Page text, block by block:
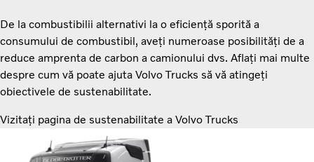
De la combustibilii alternativi la o eficiență sporită a
consumului de combustibil, aveți numeroase posibilități de a
reduce amprenta de carbon a camionului dvs. Aflați mai multe
despre cum vă poate ajuta Volvo Trucks să vă atingeți
obiectivele de sustenabilitate.
Vizitați pagina de sustenabilitate a Volvo Trucks